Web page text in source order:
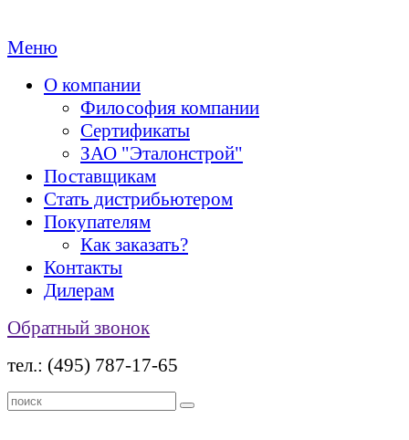
Меню
О компании
Философия компании
Сертификаты
ЗАО "Эталонстрой"
Поставщикам
Стать дистрибьютером
Покупателям
Как заказать?
Контакты
Дилерам
Обратный звонок
тел.: (495) 787-17-65